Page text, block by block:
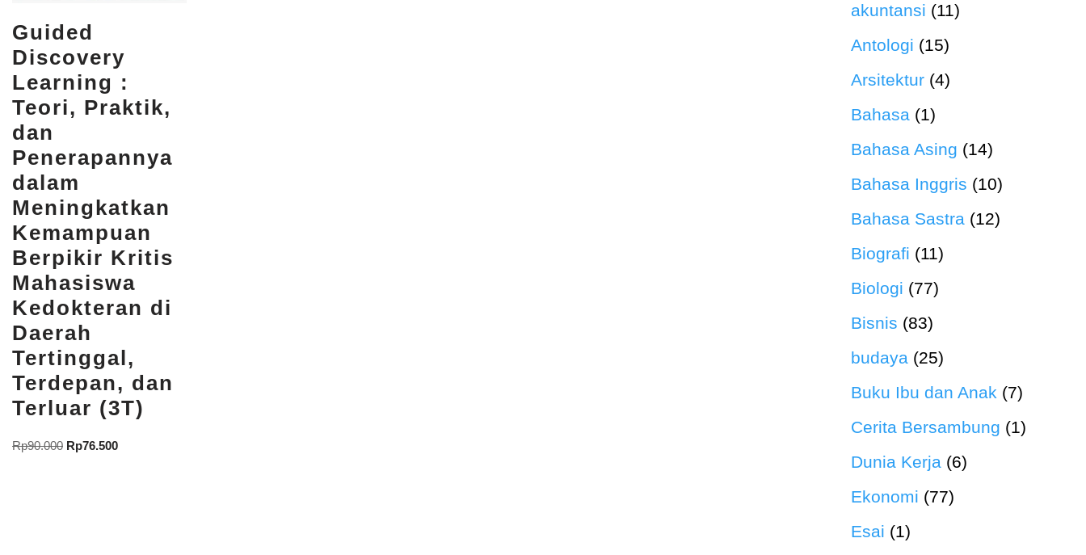
Guided
Discovery
Learning :
Teori, Praktik,
dan
Penerapannya
dalam
Meningkatkan
Kemampuan
Berpikir Kritis
Mahasiswa
Kedokteran di
Daerah
Tertinggal,
Terdepan, dan
Terluar (3T)
Rp90.000 Rp76.500
akuntansi (11)
Antologi (15)
Arsitektur (4)
Bahasa (1)
Bahasa Asing (14)
Bahasa Inggris (10)
Bahasa Sastra (12)
Biografi (11)
Biologi (77)
Bisnis (83)
budaya (25)
Buku Ibu dan Anak (7)
Cerita Bersambung (1)
Dunia Kerja (6)
Ekonomi (77)
Esai (1)